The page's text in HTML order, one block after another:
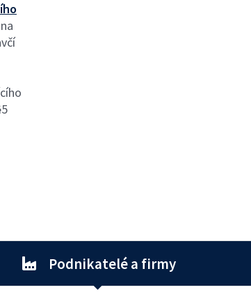
Podnikatelé a firmy